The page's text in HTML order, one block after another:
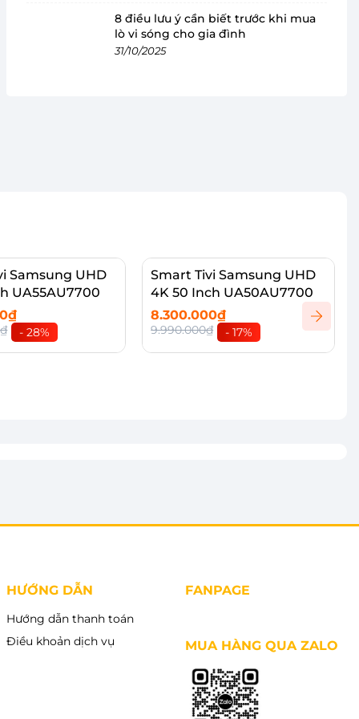
8 điều lưu ý cần biết trước khi mua
lò vi sóng cho gia đình
31/10/2025
Samsung UHD
UA55AU7700
- 28%
Smart Tivi Samsung UHD
4K 50 Inch UA50AU7700
8.300.000₫
9.990.000₫ - 17%
HƯỚNG DẪN
Hướng dẫn thanh toán
Điều khoản dịch vụ
FANPAGE
MUA HÀNG QUA ZALO